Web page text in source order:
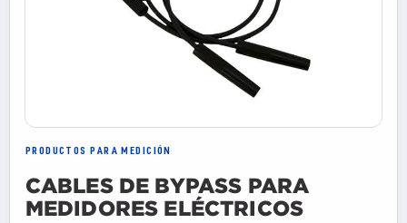
PRODUCTOS PARA MEDICIÓN
CABLES DE BYPASS PARA
MEDIDORES ELÉCTRICOS